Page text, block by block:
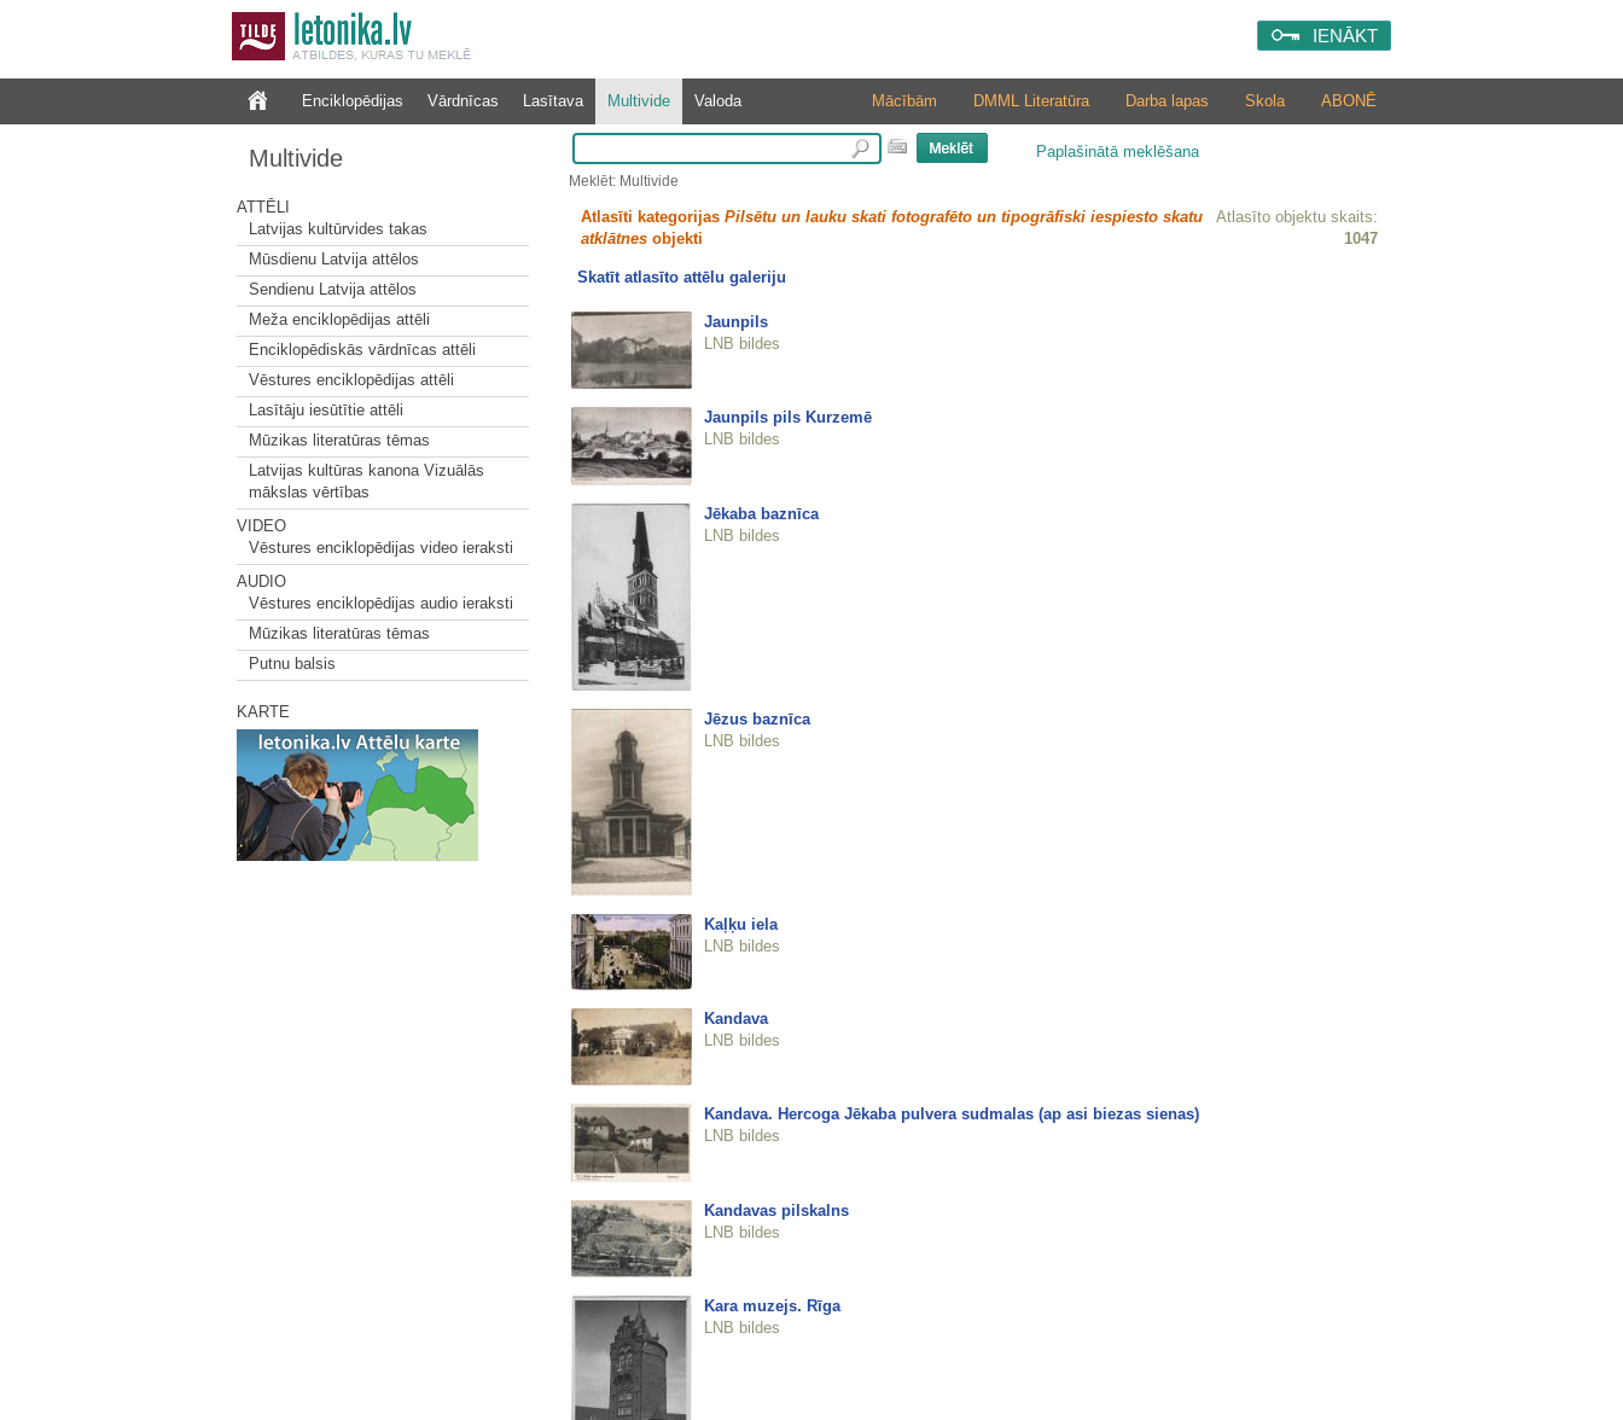
IENĀKT
Enciklopēdijas Vārdnīcas Lasītava Multivide Valoda ABONĒ
Skola
Darba lapas
DMML Literatūra
Mācībām
Multivide
ATTĒLI
Latvijas kultūrvides takas
Mūsdienu Latvija attēlos
Sendienu Latvija attēlos
Meža enciklopēdijas attēli
Enciklopēdiskās vārdnīcas attēli
Vēstures enciklopēdijas attēli
Lasītāju iesūtītie attēli
Mūzikas literatūras tēmas
Latvijas kultūras kanona Vizuālās
mākslas vērtības
VIDEO
Vēstures enciklopēdijas video ieraksti
AUDIO
Vēstures enciklopēdijas audio ieraksti
Mūzikas literatūras tēmas
Putnu balsis
KARTE
Paplašinātā meklēšana
Meklēt: Multivide
Atlasīti kategorijas Pilsētu un lauku skati fotografēto un tipogrāfiski iespiesto skatu
atklātnesobjekti
Atlasīto objektu skaits:
1047
Skatīt atlasīto attēlu galeriju
Jaunpils
LNB bildes
Jaunpils pils Kurzemē
LNB bildes
Jēkaba baznīca
LNB bildes
Jēzus baznīca
LNB bildes
Kaļķu iela
LNB bildes
Kandava
LNB bildes
Kandava. Hercoga Jēkaba pulvera sudmalas (ap asi biezas sienas)
LNB bildes
Kandavas pilskalns
LNB bildes
Kara muzejs. Rīga
LNB bildes